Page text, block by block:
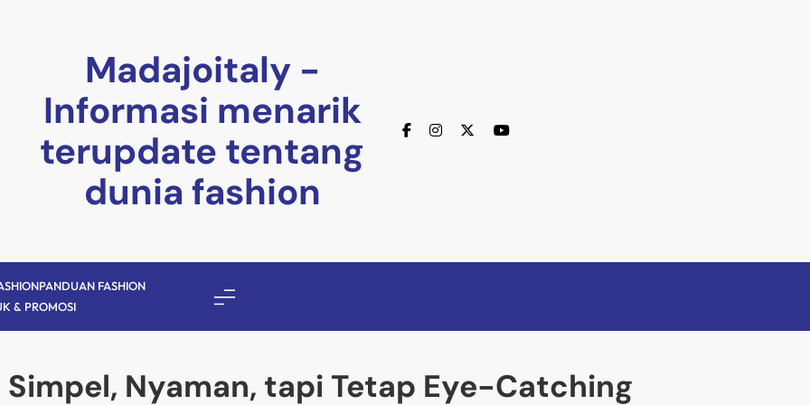
Madajoitaly -
Informasi menarik
terupdate tentang
dunia fashion
PANDUAN FASHION
& PROMOSI
Nyaman, tapi Tetap Eye-Catching